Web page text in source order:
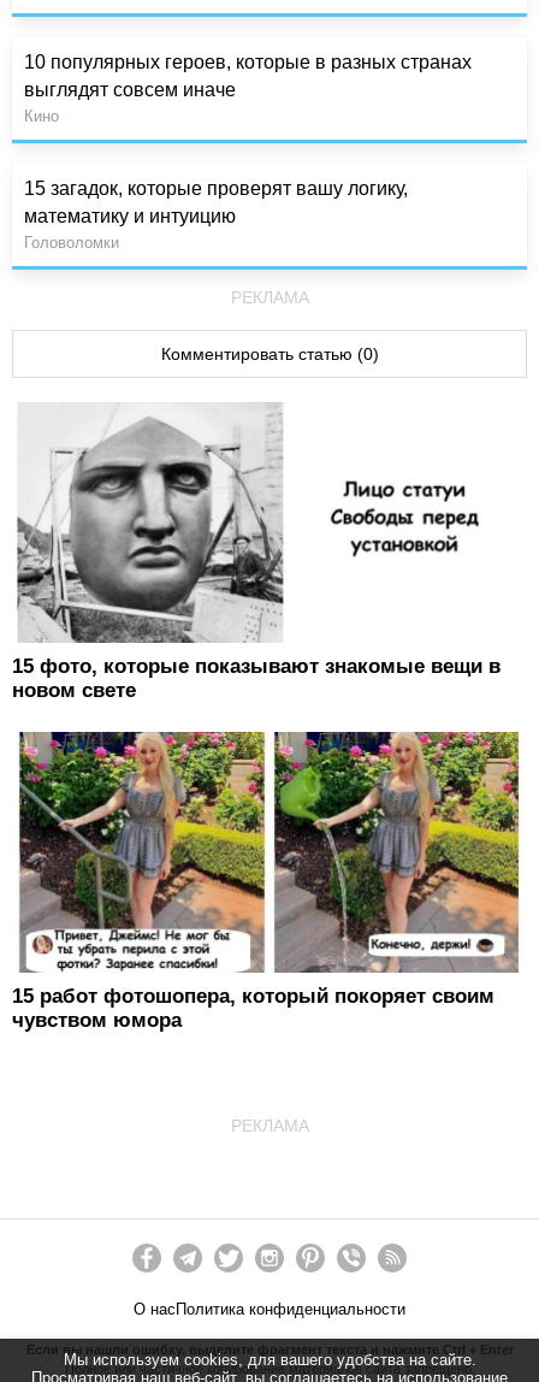
Мы используем cookies, для вашего удобства на сайте.
Просматривая наш веб-сайт, вы соглашаетесь на использование
10 популярных героев, которые в разных странах
выглядят совсем иначе
Кино
15 загадок, которые проверят вашу логику,
математику и интуицию
Головоломки
РЕКЛАМА
Комментировать статью (0)
15 фото, которые показывают знакомые вещи в
новом свете
15 работ фотошопера, который покоряет своим
чувством юмора
РЕКЛАМА
О нас Политика конфиденциальности
Если вы нашли ошибку, выделите фрагмент текста и нажмите Ctrl + Enter
Полное или частичное копирование материалов сайта запрещено.